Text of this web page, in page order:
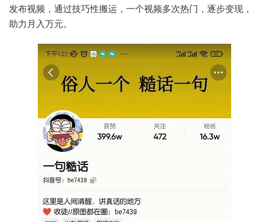
发布视频，通过技巧性搬运，一个视频多次热门，逐步变现，
助力月入万元。